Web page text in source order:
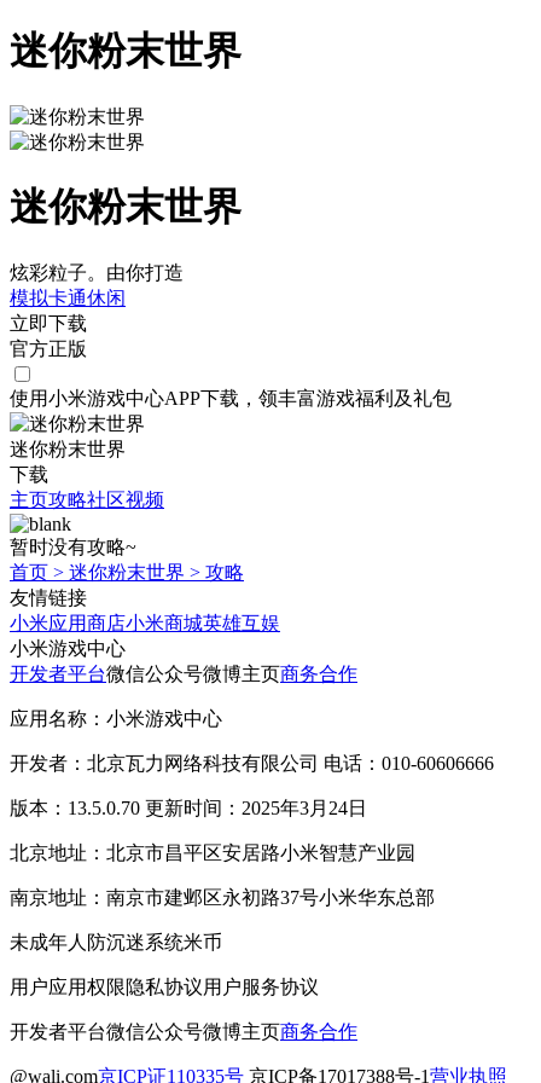
迷你粉末世界
迷你粉末世界
炫彩粒子。由你打造
模拟卡通休闲
立即下载
官方正版
使用小米游戏中心APP下载 ，领丰富游戏福利 及礼包
迷你粉末世界
下载
主页攻略社区视频
暂时没有攻略~
首页 > 迷你粉末世界 > 攻略
友情链接
小米应用商店小米商城英雄互娱
小米游戏中心
开发者平台微信公众号微博主页商务合作
应用名称：小米游戏中心
开发者：北京瓦力网络科技有限公司 电话：010-60606666
版本：13.5.0.70 更新时间：2025年3月24日
北京地址：北京市昌平区安居路小米智慧产业园
南京地址：南京市建邺区永初路37号小米华东总部
未成年人防沉迷系统米币
用户应用权限隐私协议用户服务协议
开发者平台微信公众号微博主页商务合作
@wali.com京ICP证110335号 京ICP备17017388号-1营业执照